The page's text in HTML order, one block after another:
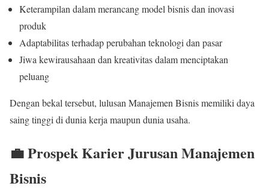
Keterampilan dalam merancang model bisnis dan inovasi
produk
Adaptabilitas terhadap perubahan teknologi dan pasar
Jiwa kewirausahaan dan kreativitas dalam menciptakan
peluang
Dengan bekal tersebut, lulusan Manajemen Bisnis memiliki daya
saing tinggi di dunia kerja maupun dunia usaha.
💼 Prospek Karier Jurusan Manajemen
Bisnis